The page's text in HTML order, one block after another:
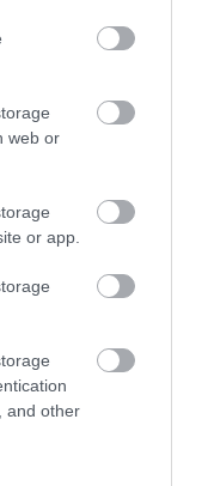
web or
or app.
and other
újonnan
szint-
folyamatosan
eseményekről és
további
tehessek